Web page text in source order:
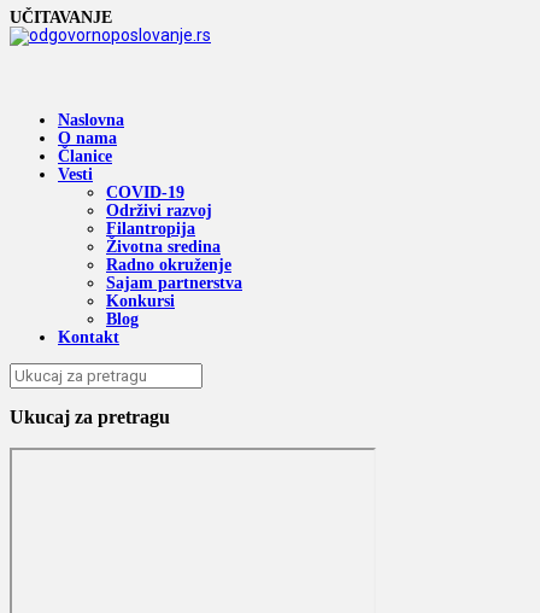
UČITAVANJE
Naslovna
O nama
Članice
Vesti
COVID-19
Održivi razvoj
Filantropija
Životna sredina
Radno okruženje
Sajam partnerstva
Konkursi
Blog
Kontakt
Ukucaj za pretragu